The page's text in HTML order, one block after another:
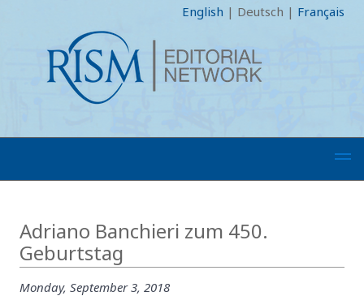
English | Deutsch | Français
Adriano Banchieri zum 450.
Geburtstag
Monday, September 3, 2018